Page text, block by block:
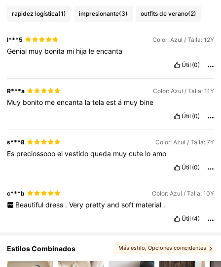
271K Seguidores
4,86 271K Seguidores
rapidez logística(1) impresionante(3) outfits de verano(2)
l***5 Color: Azul / Talla: 12Y
Genial muy bonita mi hija leencanta
Útil (0)
R***a Color: Azul / Talla: 11Y
Muy bonito meencanta latelaestá muy bine
Útil (0)
s***8 Color: Azul / Talla: 7Y
Es preciossoooelvestidoqueda muycute loamo
Útil (0)
c***b Color: Azul / Talla: 10Y
Beautiful dress . Very pretty and soft material .
Útil (4)
Estilos Combinados Más estilo, Opciones coincidentes
, Te podría gustar, conjuntos